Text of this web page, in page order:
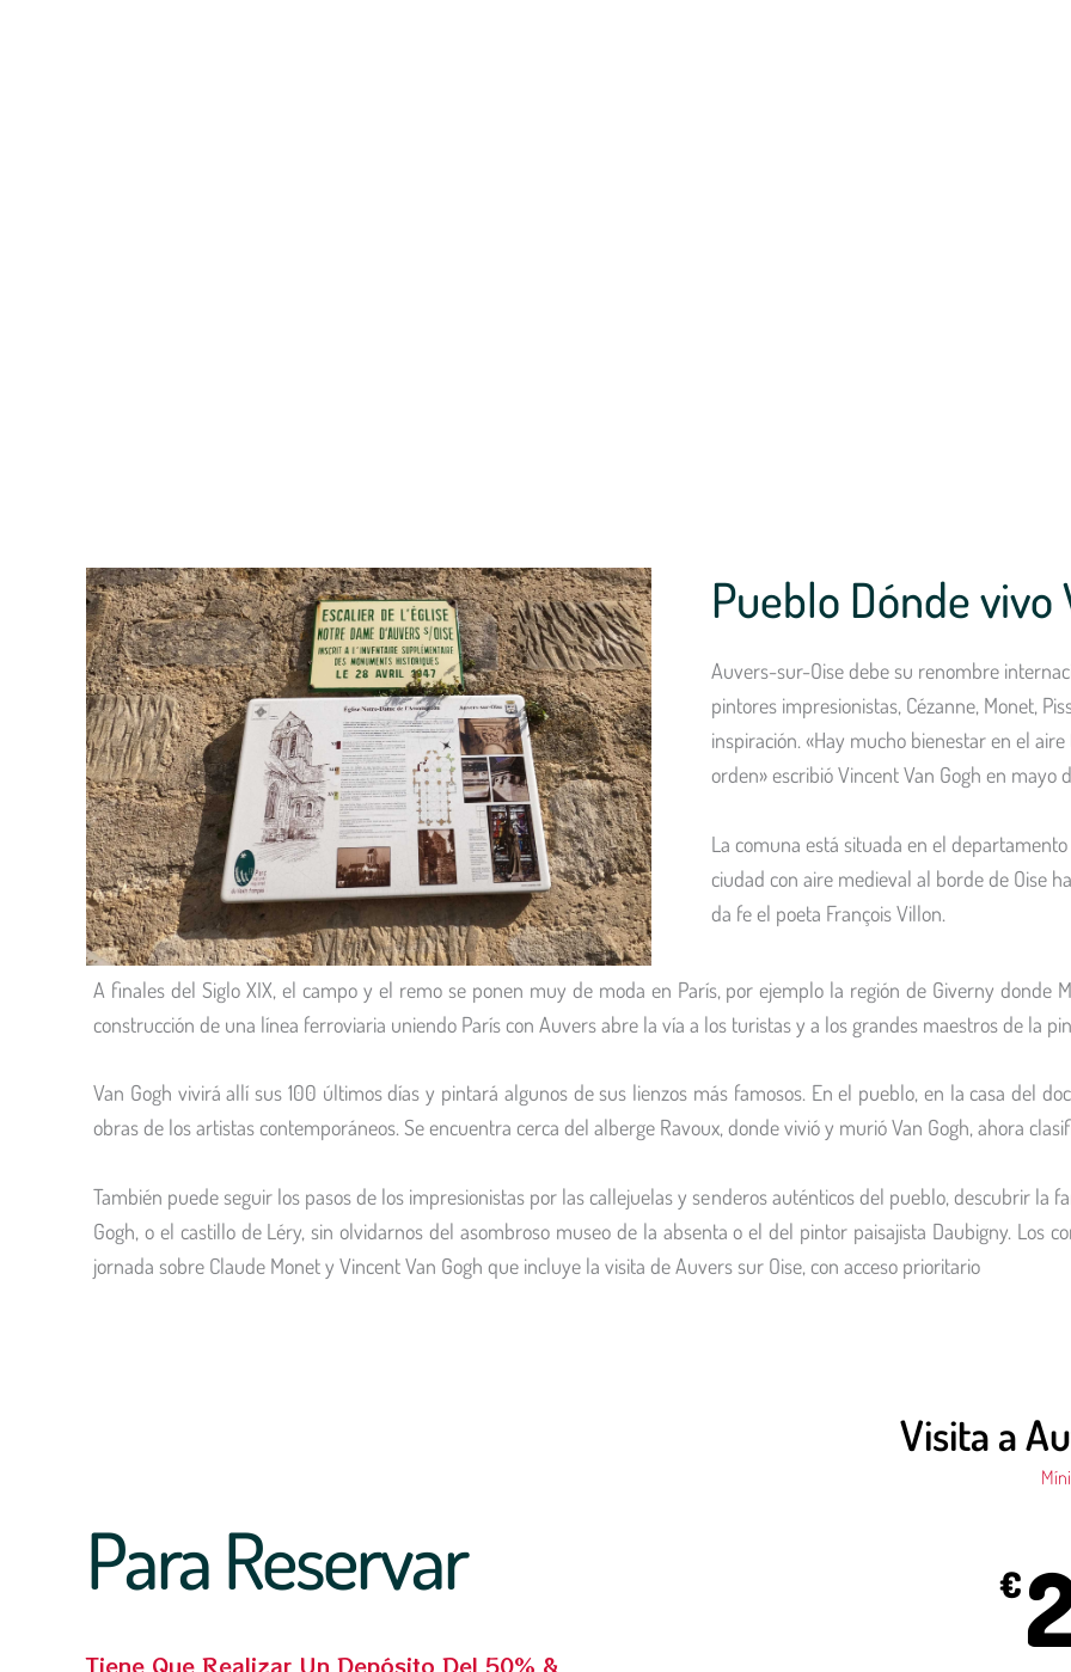
Pueblo Dónde vivo
Auvers-sur-Oise debe su renombre
pintores impresionistas, Cézanne, Monet,
inspiración. «Hay mucho bienestar en el
orden» escribió Vincent Van Gogh en mayo
La comuna está situada en el
ciudad con aire medieval al borde de Oise
da fe el poeta François Villon.
A finales del Siglo XIX, el campo y el remo se ponen muy de moda en París, por ejemplo la región de Giverny donde
construcción de una línea ferroviaria uniendo París con Auvers abre la vía a los turistas y a los grandes maestros de la
Van Gogh vivirá allí sus 100 últimos días y pintará algunos de sus lienzos más famosos. En el pueblo, en la casa del
obras de los artistas contemporáneos. Se encuentra cerca del alberge Ravoux, donde vivió y murió Van Gogh, ahora
También puede seguir los pasos de los impresionistas por las callejuelas y senderos auténticos del pueblo, descubrir la
Gogh, o el castillo de Léry, sin olvidarnos del asombroso museo de la absenta o el del pintor paisajista Daubigny. Los
jornada sobre Claude Monet y Vincent Van Gogh que incluye la visita de Auvers sur Oise, con acceso prioritario
Para Reservar
Tiene Que Realizar Un Depósito Del 50% &
Visita a
€